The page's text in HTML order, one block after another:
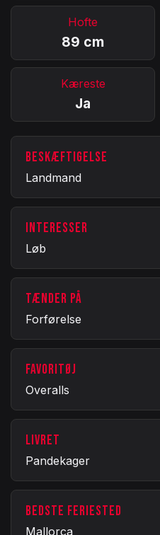
Hofte
89 cm
Kæreste
Ja
BESKÆFTIGELSE
Landmand
INTERESSER
Løb
TÆNDER PÅ
Forførelse
FAVORITØJ
Overalls
LIVRET
Pandekager
BEDSTE FERIESTED
Mallorca